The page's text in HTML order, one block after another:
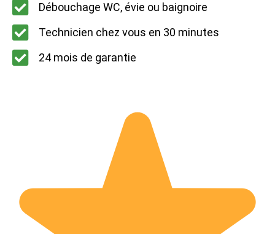
Débouchage WC, évie ou baignoire
Technicien chez vous en 30 minutes
24 mois de garantie